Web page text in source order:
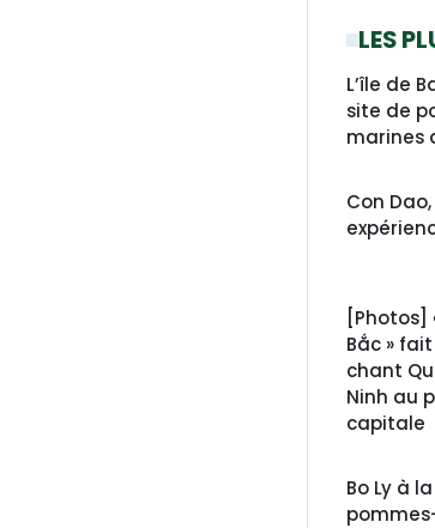
LES
L’île de
site de
marines
Con
[Photos]
Bắc »
chant
Ninh au
capitale
Bo Ly à